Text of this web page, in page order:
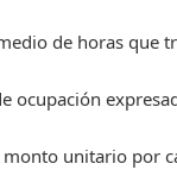
de horas que
ocupación
monto unitario por